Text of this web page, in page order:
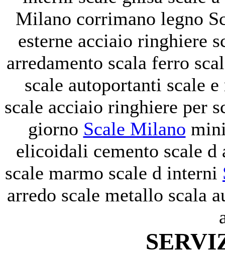
Milano corrimano legno
esterne acciaio ringhiere
arredamento scala ferro
scale autoportanti scale
scale acciaio ringhiere per
giorno Scale Milano
elicoidali cemento scale
scale marmo scale d interni
arredo scale metallo scala